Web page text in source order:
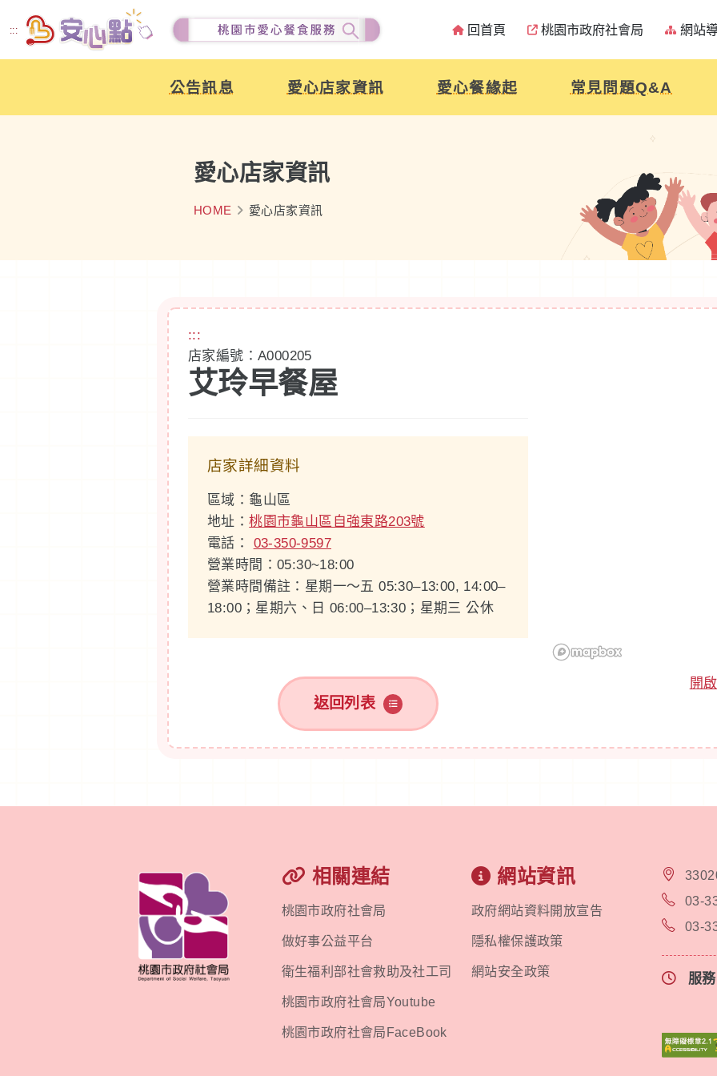
::: 回首頁 桃園市政府社會局 網站
公告訊息 愛心店家資訊 愛心餐緣起 常見問題Q&A
愛心店家資訊
HOME 愛心店家資訊
:::
店家編號：A000205
艾玲早餐屋
店家詳細資料
區域：龜山區
地址：桃園市龜山區自強東路203號
電話： 03-350-9597
營業時間：05:30~18:00
營業時間備註：星期一～五 05:30–13:00, 14:00–
18:00；星期六、日 06:00–13:30；星期三 公休
返回列表
開
相關連結
桃園市政府社會局
做好事公益平台
衛生福利部社會救助及社工司
桃園市政府社會局Youtube
桃園市政府社會局FaceBook
網站資訊
政府網站資料開放宣告
隱私權保護政策
網站安全政策
03-
03-
服